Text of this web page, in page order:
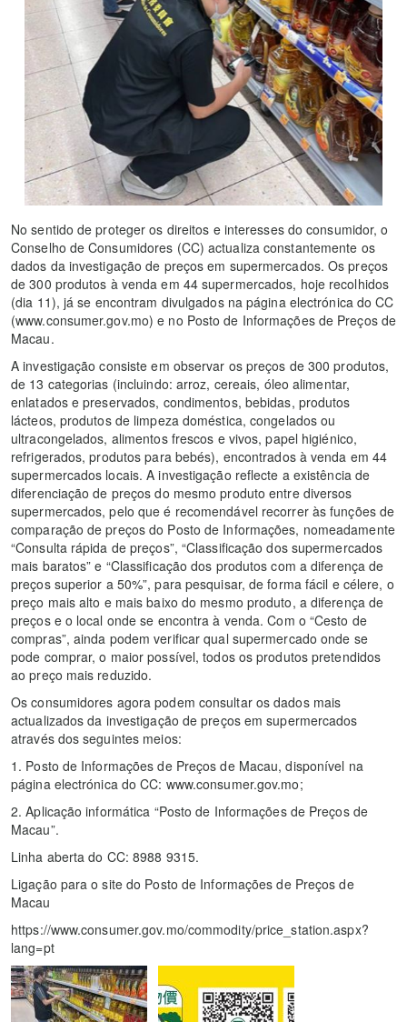
No sentido de proteger os direitos e interesses do consumidor, o
Conselho de Consumidores (CC) actualiza constantemente os
dados da investigação de preços em supermercados. Os preços
de 300 produtos à venda em 44 supermercados, hoje recolhidos
(dia 11), já se encontram divulgados na página electrónica do CC
(www.consumer.gov.mo) e no Posto de Informações de Preços de
Macau.
A investigação consiste em observar os preços de 300 produtos,
de 13 categorias (incluindo: arroz, cereais, óleo alimentar,
enlatados e preservados, condimentos, bebidas, produtos
lácteos, produtos de limpeza doméstica, congelados ou
ultracongelados, alimentos frescos e vivos, papel higiénico,
refrigerados, produtos para bebés), encontrados à venda em 44
supermercados locais. A investigação reflecte a existência de
diferenciação de preços do mesmo produto entre diversos
supermercados, pelo que é recomendável recorrer às funções de
comparação de preços do Posto de Informações, nomeadamente
“Consulta rápida de preços”, “Classificação dos supermercados
mais baratos” e “Classificação dos produtos com a diferença de
preços superior a 50%”, para pesquisar, de forma fácil e célere, o
preço mais alto e mais baixo do mesmo produto, a diferença de
preços e o local onde se encontra à venda. Com o “Cesto de
compras”, ainda podem verificar qual supermercado onde se
pode comprar, o maior possível, todos os produtos pretendidos
ao preço mais reduzido.
Os consumidores agora podem consultar os dados mais
actualizados da investigação de preços em supermercados
através dos seguintes meios:
1. Posto de Informações de Preços de Macau, disponível na
página electrónica do CC: www.consumer.gov.mo;
2. Aplicação informática “Posto de Informações de Preços de
Macau”.
Linha aberta do CC: 8988 9315.
Ligação para o site do Posto de Informações de Preços de
Macau
https://www.consumer.gov.mo/commodity/price_station.aspx?
lang=pt